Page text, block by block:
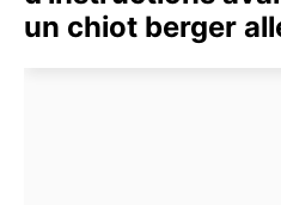
un chiot berger